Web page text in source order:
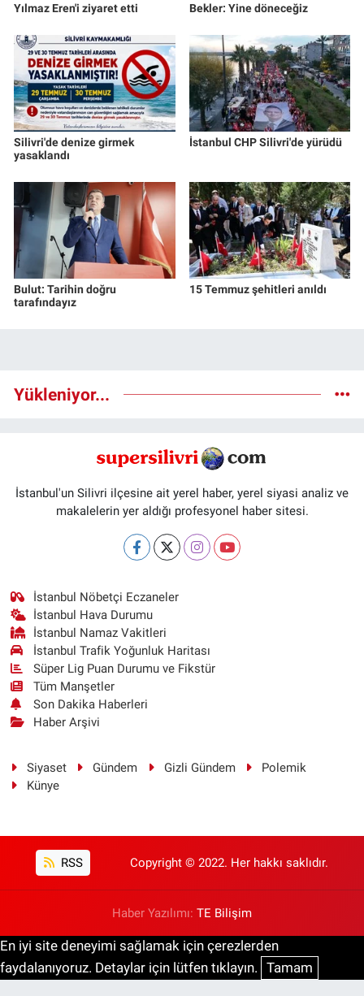
Yılmaz Eren'i ziyaret etti Bekler: Yine döneceğiz
Silivri'de denize girmek
yasaklandı
İstanbul CHP Silivri'de yürüdü
Bulut: Tarihin doğru
tarafındayız
15 Temmuz şehitleri anıldı
Yükleniyor...
İstanbul'un Silivri ilçesine ait yerel haber, yerel siyasi analiz ve
makalelerin yer aldığı profesyonel haber sitesi.
İstanbul Nöbetçi Eczaneler
İstanbul Hava Durumu
İstanbul Namaz Vakitleri
İstanbul Trafik Yoğunluk Haritası
Süper Lig Puan Durumu ve Fikstür
Tüm Manşetler
Son Dakika Haberleri
Haber Arşivi
Siyaset Gündem Gizli Gündem
Polemik
Künye
RSS Copyright © 2022. Her hakkı saklıdır.
Haber Yazılımı: TE Bilişim
En iyi site deneyimi sağlamak için çerezlerden
faydalanıyoruz. Detaylar için lütfen tıklayın. Tamam